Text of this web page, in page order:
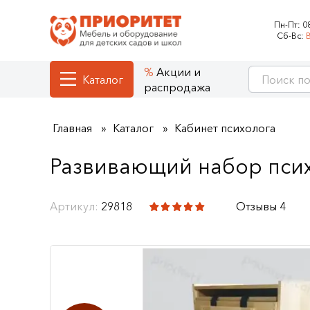
Пн-Пт:
Сб-Вс:
Каталог
Акции и
распродажа
Главная Каталог Кабинет психолога
Развивающий набор
Артикул: 29818 Отзывы 4